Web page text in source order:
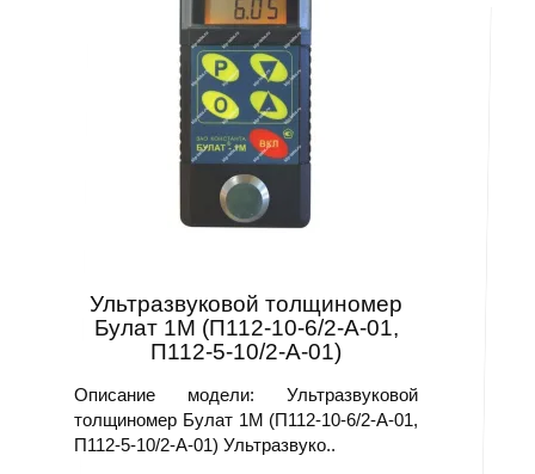
Ультразвуковой толщиномер
Булат 1М (П112-10-6/2-А-01,
П112-5-10/2-А-01)
Описание модели: Ультразвуковой
толщиномер Булат 1М (П112-10-6/2-А-01,
П112-5-10/2-А-01) Ультразвуко..